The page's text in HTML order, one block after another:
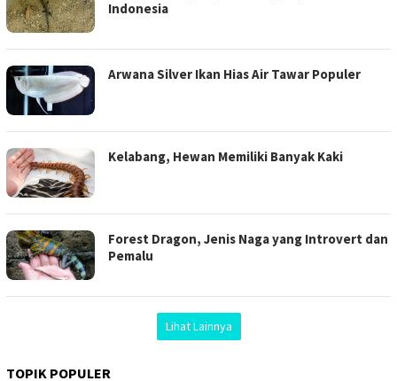
Indonesia
Arwana Silver Ikan Hias Air Tawar Populer
Kelabang, Hewan Memiliki Banyak Kaki
Forest Dragon, Jenis Naga yang Introvert dan
Pemalu
Lihat Lainnya
TOPIK POPULER